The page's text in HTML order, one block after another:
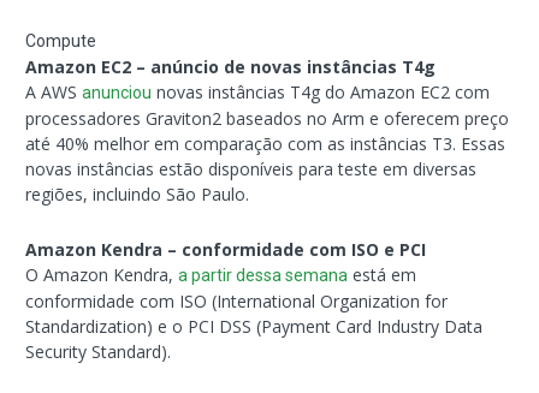
Compute
Amazon EC2 – anúncio de novas instâncias T4g
A AWSanunciou novas instâncias T4g do Amazon EC2 com
processadores Graviton2 baseados no Arm e oferecem preço
até 40% melhor em comparação com as instâncias T3. Essas
novas instâncias estão disponíveis para teste em diversas
regiões, incluindo São Paulo.
Amazon Kendra – conformidade com ISO e PCI
O Amazon Kendra,a partir dessa semana está em
conformidade com ISO (International Organization for
Standardization) e o PCI DSS (Payment Card Industry Data
Security Standard).